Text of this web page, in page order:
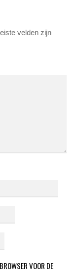
velden zijn
VOOR DE